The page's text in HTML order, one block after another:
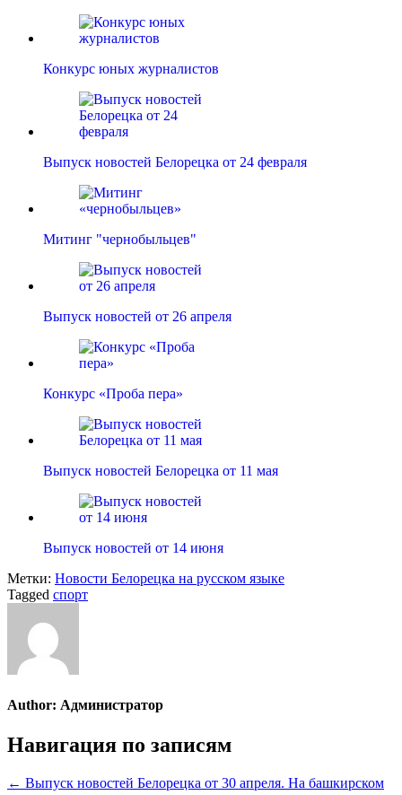
Конкурс юных журналистов
Выпуск новостей Белорецка от 24 февраля
Митинг "чернобыльцев"
Выпуск новостей от 26 апреля
Конкурс «Проба пера»
Выпуск новостей Белорецка от 11 мая
Выпуск новостей от 14 июня
Метки: Новости Белорецка на русском языке
Tagged спорт
Author: Администратор
Навигация по записям
← Выпуск новостей Белорецка от 30 апреля. На башкирском